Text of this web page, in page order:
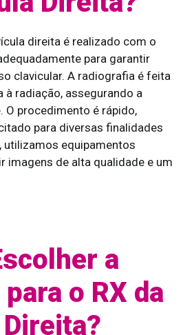
direita é realizado com o
para garantir
clavicular. A radiografia é feita
radiação, assegurando a
O procedimento é rápido,
para diversas finalidades
utilizamos equipamentos
imagens de alta qualidade e um
a
o RX da